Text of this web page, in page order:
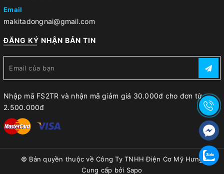
Email
makitadongnai@gmail.com
ĐĂNG KÝ NHẬN BẢN TIN
Nhập mã FS2TR và nhận mã giảm giá 30.000đ cho đơn từ
2.500.000đ
© Bản quyền thuộc vềCông Ty TNHH Điện Cơ Mỹ Hưng
Cung cấp bởi Sapo